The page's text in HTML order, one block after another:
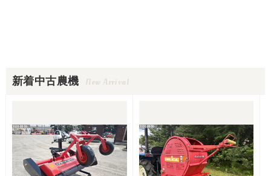
新着中古農機 New Arrival